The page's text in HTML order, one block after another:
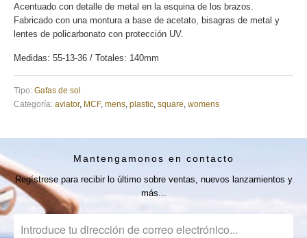
Acentuado con detalle de metal en la esquina de los brazos.
Fabricado con una montura a base de acetato, bisagras de metal y
lentes de policarbonato con protección UV.
Medidas: 55-13-36 / Totales: 140mm
Tipo: Gafas de sol
Categoría: aviator, MCF, mens plastic square womens
Mantengamonos en contacto
Regístrese para recibir lo último sobre ventas, nuevos lanzamientos y
más...